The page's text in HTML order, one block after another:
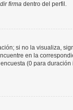
firma dentro del perfil.
si no la visualiza,
en la
(0 para